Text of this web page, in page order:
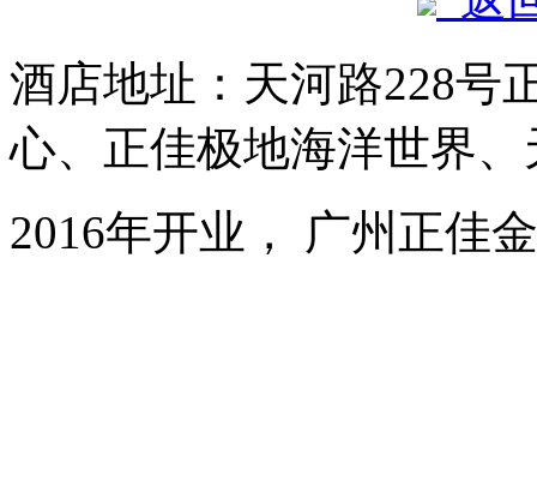
酒店地址：天河路228号
心、正佳极地海洋世界
2016年开业， 广州正